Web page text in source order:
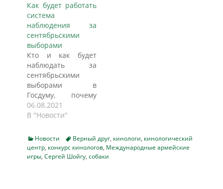
инспекторов
продемонстрировали
работу
четвероногих
питомцев, пишет
"Вечерняя Москва".
Километровый
кросс, поиск
«взрывчатых
веществ» и
«сильнодействующих»
препаратов,
потенциальных
преступников
через проработку
Как будет работать
система
наблюдения за
сентябрьскими
выборами
Кто и как будет
наблюдать за
сентябрьскими
выборами в
Госдуму, почему
ЦИК отказалась от
предоставления
трансляциям с
участков и поможет
ли измененная
06.08.2021
В "Новости"
Categories
Новости TagsВерный друг, кинологи, кинологический
центр, конкурс кинологов, Международные армейские
игры, Сергей Шойгу, собаки